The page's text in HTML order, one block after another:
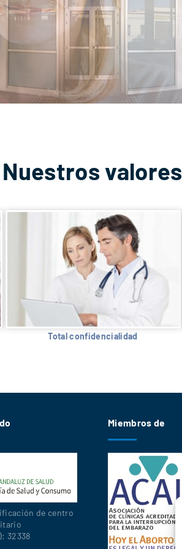
Nuestros valores
Total confidencialidad
de centro
32338
Miembros de